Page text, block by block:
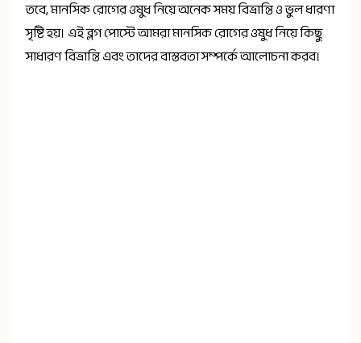
তবে, মানসিক রোগের ওষুধ নিয়ে অনেক সময় বিভ্রান্তি ও ভুল ধারণা
সৃষ্টি হয়। এই ব্লগ পোস্টে আমরা মানসিক রোগের ওষুধ নিয়ে কিছু
সাধারণ বিভ্রান্তি এবং তাদের বাস্তবতা সম্পর্কে আলোচনা করব।